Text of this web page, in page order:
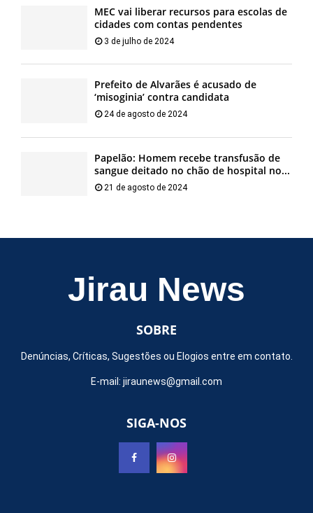
MEC vai liberar recursos para escolas de
cidades com contas pendentes
3 de julho de 2024
Prefeito de Alvarães é acusado de
‘misoginia’ contra candidata
24 de agosto de 2024
Papelão: Homem recebe transfusão de
sangue deitado no chão de hospital no...
21 de agosto de 2024
Jirau News
SOBRE
Denúncias, Críticas, Sugestões ou Elogios entre em contato.
E-mail: jiraunews@gmail.com
SIGA-NOS